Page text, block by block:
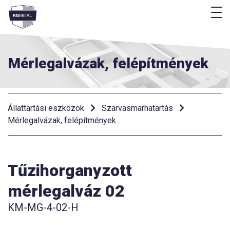
Menü
Mérlegalvázak, felépítmények
Állattartási eszközök
Szarvasmarhatartás
Mérlegalvázak, felépítmények
Tűzihorganyzott
mérlegalváz 02
KM-MG-4-02-H